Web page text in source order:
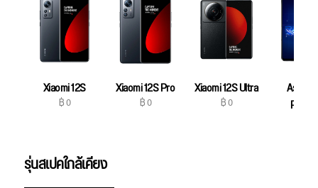
Xiaomi 12S
฿ 0
Xiaomi 12S Pro
฿ 0
Xiaomi 12S Ultra
฿ 0
Asus
รุ่นสเปคใกล้เคียง